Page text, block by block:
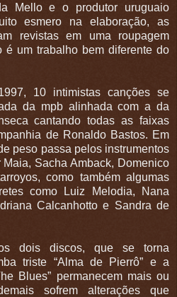
Mello e o produtor uruguaio
esmero na elaboração, as
revistas em uma roupagem
é um trabalho bem diferente do
10 intimistas canções se
da mpb alinhada com a da
cantando todas as faixas
de Ronaldo Bastos. Em
peso passa pelos instrumentos
Sacha Amback, Domenico
como também algumas
como Luiz Melodia, Nana
Calcanhotto e Sandra de
dois discos, que se torna
triste “Alma de Pierrô” e a
Blues” permanecem mais ou
sofrem alterações que